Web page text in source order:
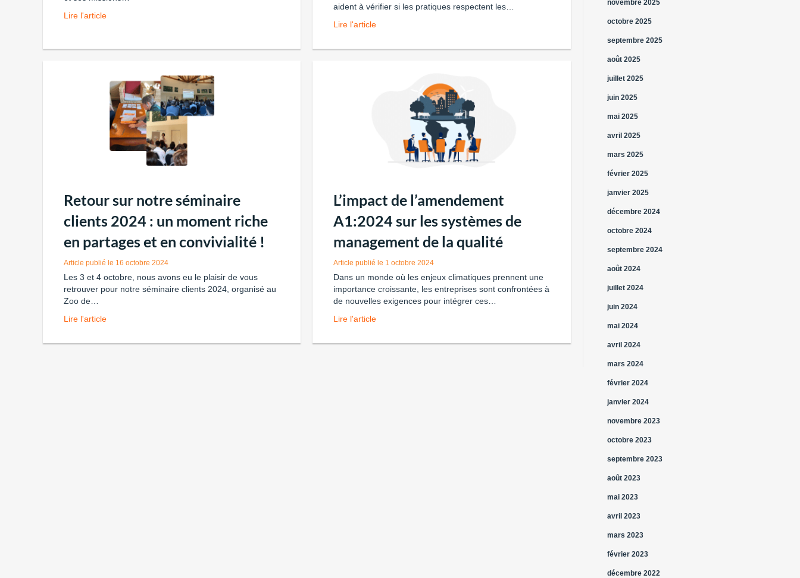
Lire l'article
aident à vérifier si les pratiques respectent les…
Lire l'article
Retour sur notre séminaire
clients 2024 : un moment riche
en partages et en convivialité !
16 octobre 2024
Les 3 et 4 octobre, nous avons eu le plaisir de vous
retrouver pour notre séminaire clients 2024, organisé au
Zoo de…
Lire l'article
L’impact de l’amendement
A1:2024 sur les systèmes de
management de la qualité
1 octobre 2024
Dans un monde où les enjeux climatiques prennent une
importance croissante, les entreprises sont confrontées à
de nouvelles exigences pour intégrer ces…
Lire l'article
novembre 2025
octobre 2025
septembre 2025
août 2025
juillet 2025
juin 2025
mai 2025
avril 2025
mars 2025
février 2025
janvier 2025
décembre 2024
octobre 2024
septembre 2024
août 2024
juillet 2024
juin 2024
mai 2024
avril 2024
mars 2024
février 2024
janvier 2024
novembre 2023
octobre 2023
septembre 2023
août 2023
mai 2023
avril 2023
mars 2023
février 2023
décembre 2022